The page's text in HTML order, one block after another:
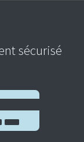
sécurisé